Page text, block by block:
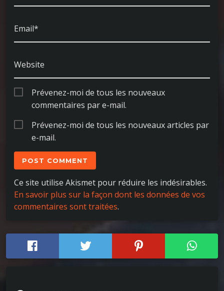
Email*
Website
Prévenez-moi de tous les nouveaux
commentaires par e-mail.
Prévenez-moi de tous les nouveaux articles par
e-mail.
Ce site utilise Akismet pour réduire les indésirables.
En savoir plus sur la façon dont les données de vos
commentaires sont traitées.